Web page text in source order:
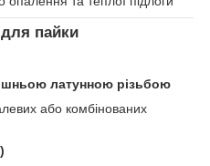
для пайки
латунною різьбою
або комбінованих